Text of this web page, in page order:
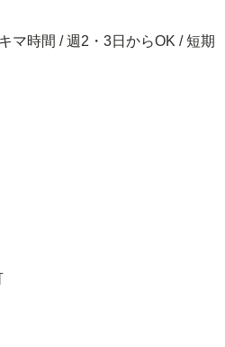
マ時間 / 週2・3日からOK / 短期